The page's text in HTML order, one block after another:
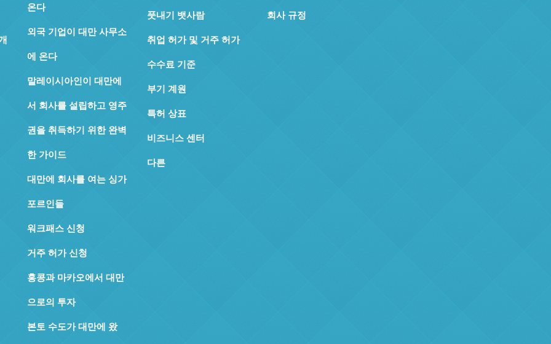
온다
외국 기업이 대만 사무소
에 온다
말레이시아인이 대만에
서 회사를 설립하고 영주
권을 취득하기 위한 완벽
한 가이드
대만에 회사를 여는 싱가
포르인들
워크패스 신청
거주 허가 신청
홍콩과 마카오에서 대만
으로의 투자
본토 수도가 대만에 왔
풋내기 뱃사람
취업 허가 및 거주 허가
수수료 기준
부기 계원
특허 상표
비즈니스 센터
다른
회사 규정